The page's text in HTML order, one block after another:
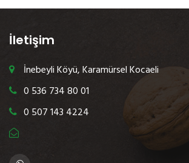
İletişim
İnebeyli Köyü, Karamürsel Kocaeli
0 536 734 80 01
0 507 143 4224